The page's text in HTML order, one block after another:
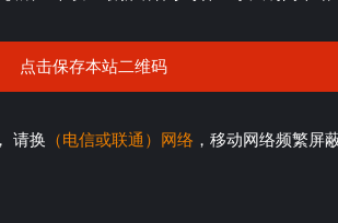
点击保存本站二维码
请换 （电信或联通）网络 ，移动网络频繁屏